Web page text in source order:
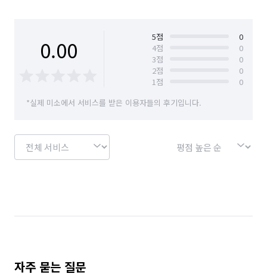
0.00 5점
0
4점
0
3점
0
2점
0
1점
0
*실제 미소에서 서비스를 받은 이용자들의 후기입니다.
자주 묻는 질문